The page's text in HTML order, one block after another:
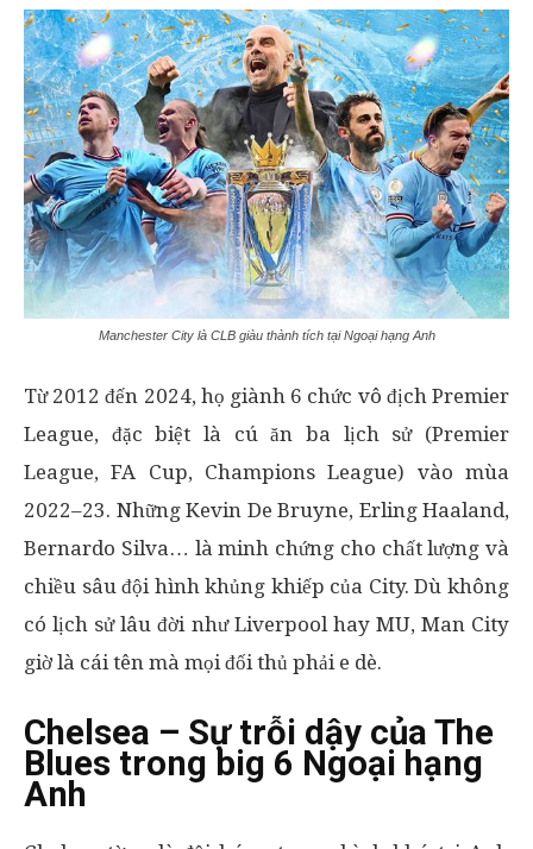
Manchester City là CLB giàu thành tích tại Ngoại hạng Anh
Từ 2012 đến 2024, họ giành 6 chức vô địch Premier
League, đặc biệt là cú ăn ba lịch sử (Premier
League, FA Cup, Champions League) vào mùa
2022–23. Những Kevin De Bruyne, Erling Haaland,
Bernardo Silva… là minh chứng cho chất lượng và
chiều sâu đội hình khủng khiếp của City. Dù không
có lịch sử lâu đời như Liverpool hay MU, Man City
giờ là cái tên mà mọi đối thủ phải e dè.
Chelsea – Sự trỗi dậy của The
Blues trong big 6 Ngoại hạng
Anh